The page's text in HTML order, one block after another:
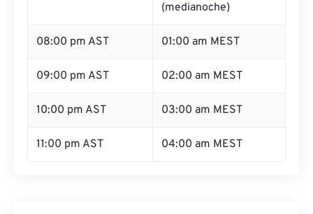
(medianoche)
08:00 pm AST 01:00 am MEST
09:00 pm AST 02:00 am MEST
10:00 pm AST 03:00 am MEST
11:00 pm AST 04:00 am MEST